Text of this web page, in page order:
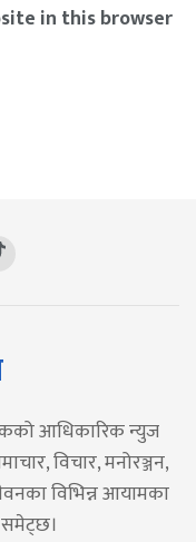
in this browser
आधिकारिक न्युज
विचार, मनोरञ्जन,
विभिन्न आयामका
समेट्छ।